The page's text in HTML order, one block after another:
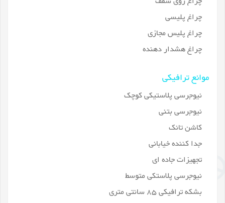
چراغ پلیسی
چراغ پلیس مجازی
چراغ هشدار دهنده
موانع ترافیکی
نیوجرسی پلاستیکی کوچک
نیوجرسی بتنی
کاشن تانک
جدا کننده خیابانی
تجهیزات جاده ای
نیوجرسی پلاستکی متوسط
بشکه ترافیکی 85 سانتی متری